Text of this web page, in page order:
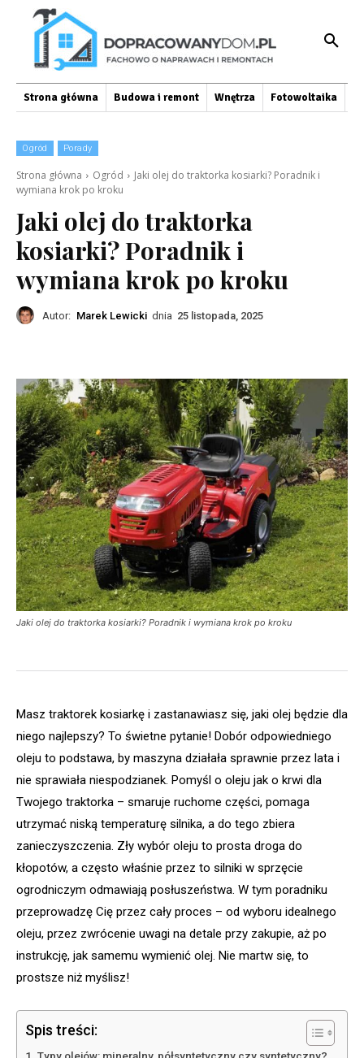
Strona główna Budowa i remont Wnętrza Fotowoltaika
Ogród Porady
Strona główna Ogród
Jaki olej do traktorka kosiarki? Poradnik i
wymiana krok po kroku
Jaki olej do traktorka
kosiarki? Poradnik i
wymiana krok po kroku
Autor: Marek Lewicki dnia 25 listopada, 2025
Jaki olej do traktorka kosiarki? Poradnik i wymiana krok po kroku
Masz traktorek kosiarkę i zastanawiasz się, jaki olej będzie dla
niego najlepszy? To świetne pytanie! Dobór odpowiedniego
oleju to podstawa, by maszyna działała sprawnie przez lata i
nie sprawiała niespodzianek. Pomyśl o oleju jak o krwi dla
Twojego traktorka – smaruje ruchome części, pomaga
utrzymać niską temperaturę silnika, a do tego zbiera
zanieczyszczenia. Zły wybór oleju to prosta droga do
kłopotów, a często właśnie przez to silniki w sprzęcie
ogrodniczym odmawiają posłuszeństwa. W tym poradniku
przeprowadzę Cię przez cały proces – od wyboru idealnego
oleju, przez zwrócenie uwagi na detale przy zakupie, aż po
instrukcję, jak samemu wymienić olej. Nie martw się, to
prostsze niż myślisz!
Spis treści:
Typy olejów: mineralny, półsyntetyczny czy syntetyczny?